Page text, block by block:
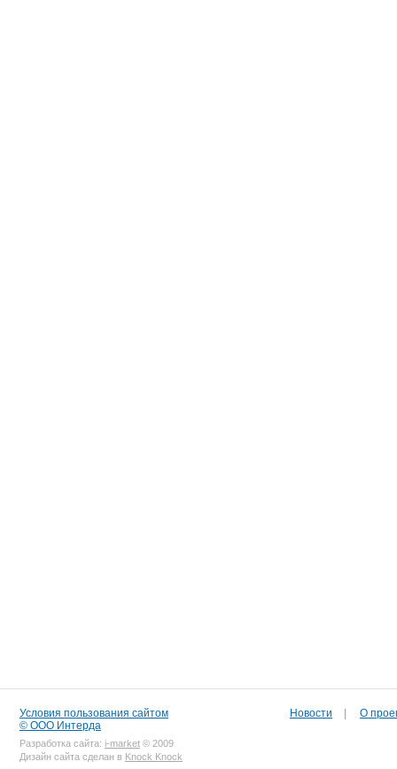
Условия пользования сайтом
© ООО Интерда
Разработка сайта: i-market © 2009
Дизайн сайта сделан в Knock Knock
Новости О